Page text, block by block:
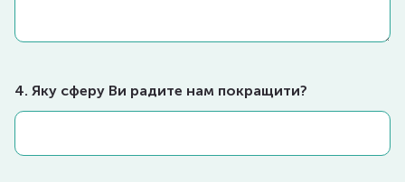
4. Яку сферу Ви радите нам покращити?